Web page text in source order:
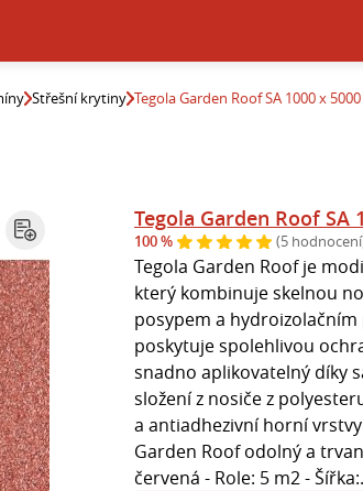
Střešní krytiny Tegola Garden Roof SA 1000 x
Tegola Garden Roof SA
100 % (5
Tegola Garden Roof je
který kombinuje skelnou
posypem a
poskytuje spolehlivou
snadno aplikovatelný díky
složení z nosiče z
a antiadhezivní horní
Garden Roof odolný a
červená - Role: 5 m2 -